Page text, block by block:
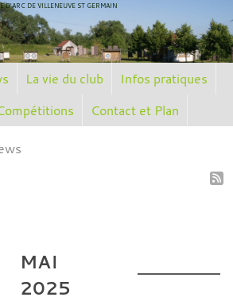
D'ARC DE VILLENEUVE ST GERMAIN
La vie du club
Infos pratiques
Contact et Plan
MAI
2025
cookies